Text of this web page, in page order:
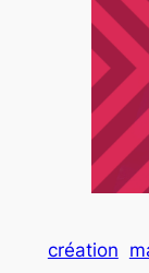
création